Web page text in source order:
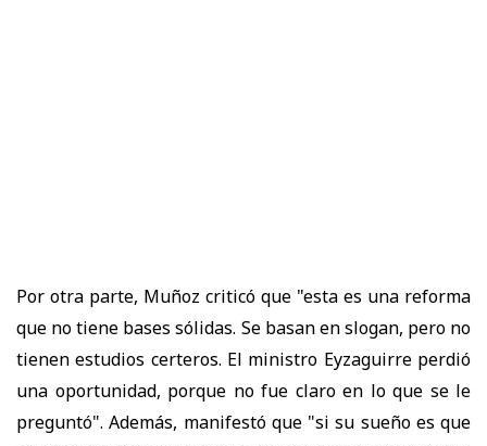
Por otra parte, Muñoz criticó que "esta es una reforma
que no tiene bases sólidas. Se basan en slogan, pero no
tienen estudios certeros. El ministro Eyzaguirre perdió
una oportunidad, porque no fue claro en lo que se le
preguntó". Además, manifestó que "si su sueño es que